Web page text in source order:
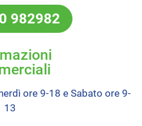
982982
ore 9-18 e Sabato ore 9-
13